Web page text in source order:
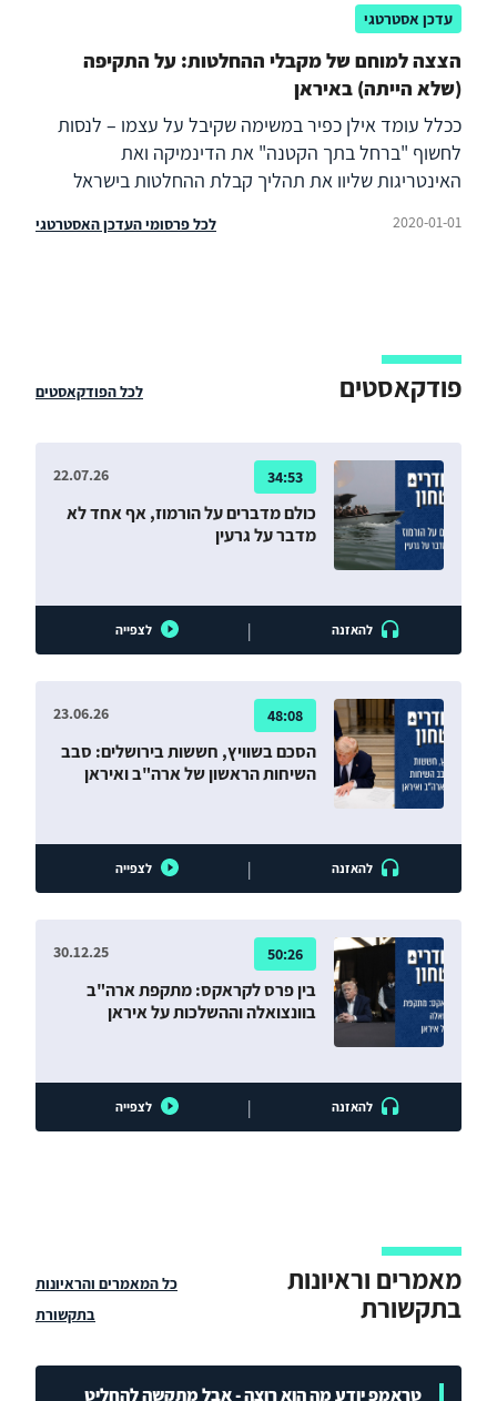
עדכן אסטרטגי
הצצה למוחם של מקבלי ההחלטות: על התקיפה
(שלא הייתה) באיראן
ככלל עומד אילן כפיר במשימה שקיבל על עצמו – לנסות
לחשוף "ברחל בתך הקטנה" את הדינמיקה ואת
האינטריגות שליוו את תהליך קבלת ההחלטות בישראל
לבצע תקיפה רחבת היקף באיראן. אך גם הפרטים הרבים
התהליכים שהשניים הובילו נועדו בעיקר להשגת מטרות
2020-01-01 לכל פרסומי העדכן האסטרטגי
פודקאסטים לכל הפודקאסטים
34:53
22.07.26
כולם מדברים על הורמוז, אף אחד לא
מדבר על גרעין
להאזנה | לצפייה
48:08
23.06.26
הסכם בשוויץ, חששות בירושלים: סבב
השיחות הראשון של ארה"ב ואיראן
להאזנה | לצפייה
50:26
30.12.25
בין פרס לקראקס: מתקפת ארה"ב
בוונצואלה וההשלכות על איראן
להאזנה | לצפייה
מאמרים וראיונות
בתקשורת
כל המאמרים והראיונות
בתקשורת
טראמפ יודע מה הוא רוצה - אבל מתקשה להחליט